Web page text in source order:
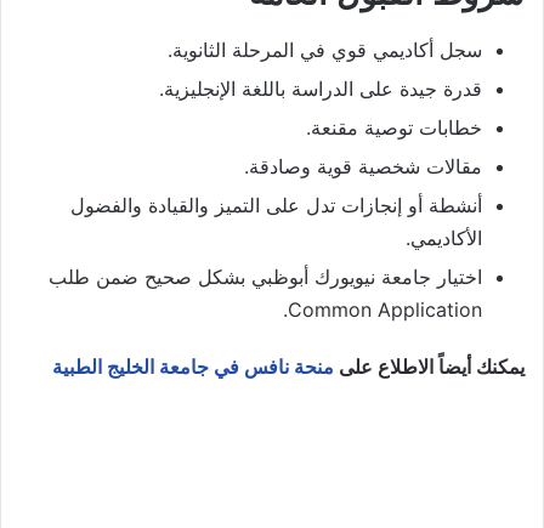
سجل أكاديمي قوي في المرحلة الثانوية.
قدرة جيدة على الدراسة باللغة الإنجليزية.
خطابات توصية مقنعة.
مقالات شخصية قوية وصادقة.
أنشطة أو إنجازات تدل على التميز والقيادة والفضول
الأكاديمي.
اختيار جامعة نيويورك أبوظبي بشكل صحيح ضمن طلب
Common Application.
يمكنك أيضاً الاطلاع على منحة نافس في جامعة الخليج الطبية